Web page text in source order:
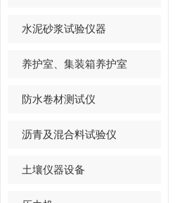
水泥砂浆试验仪器
养护室、集装箱养护室
防水卷材测试仪
沥青及混合料试验仪
土壤仪器设备